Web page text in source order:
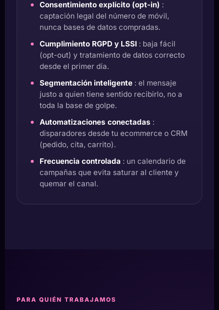
Consentimiento explícito (opt-in) :
captación legal del número de móvil,
nunca bases de datos compradas.
Cumplimiento RGPD y LSSI : baja fácil
(opt-out) y tratamiento de datos correcto
desde el primer día.
Segmentación inteligente : el mensaje
justo a quien tiene sentido recibirlo, no a
toda la base de golpe.
Automatizaciones conectadas :
disparadores desde tu ecommerce o CRM
(pedido, cita, carrito).
Frecuencia controlada : un calendario de
campañas que evita saturar al cliente y
quemar el canal.
PARA QUIÉN TRABAJAMOS